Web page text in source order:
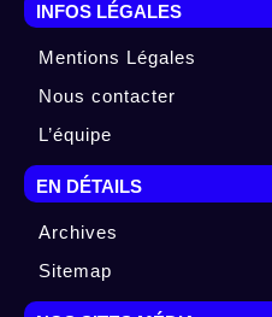
INFOS LÉGALES
Mentions Légales
Nous contacter
L’équipe
EN DÉTAILS
Archives
Sitemap